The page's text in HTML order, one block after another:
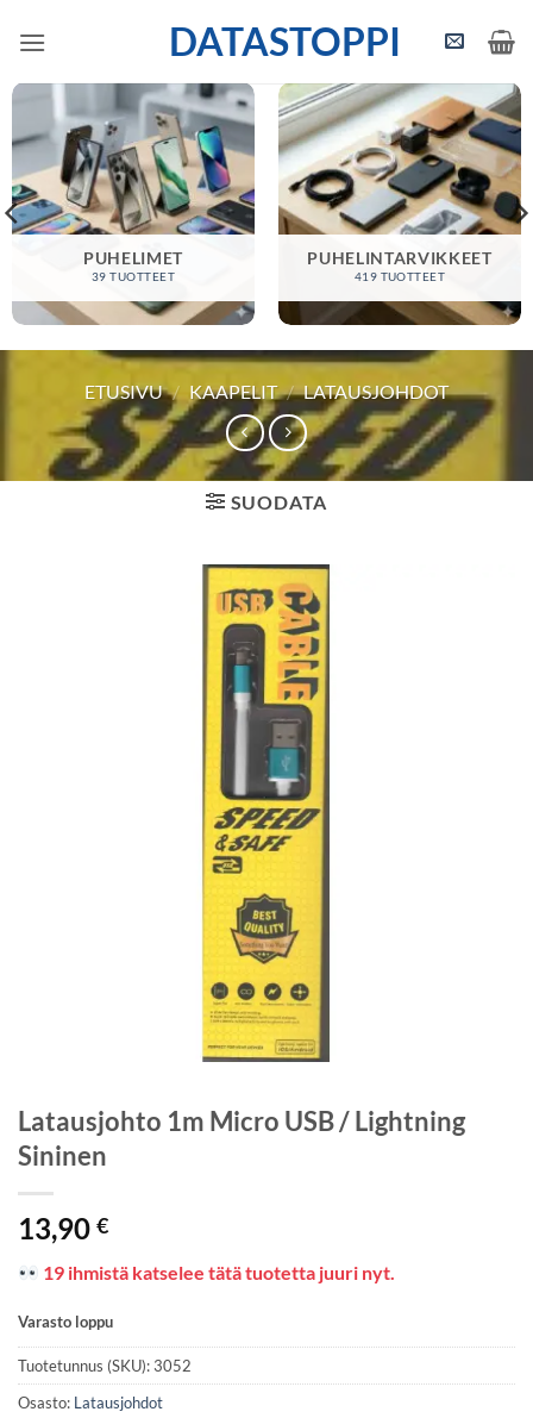
DATASTOPPI
PUHELIMET
39 TUOTTEET
PUHELINTARVIKKEET
419 TUOTTEET
ETUSIVU / KAAPELIT / LATAUSJOHDOT
SUODATA
Latausjohto 1m Micro USB / Lightning
Sininen
13,90 €
19 ihmistä katselee tätä tuotetta juuri nyt.
Varasto loppu
Tuotetunnus (SKU):3052
Osasto: Latausjohdot